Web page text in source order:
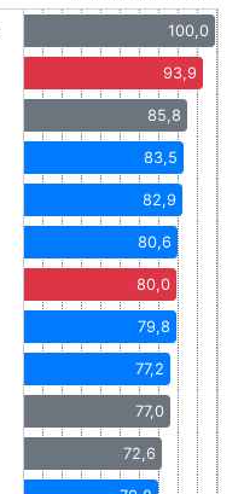
100,0
93,9
85,8
83,5
82,9
80,6
80,0
79,8
77,2
77,0
72,6